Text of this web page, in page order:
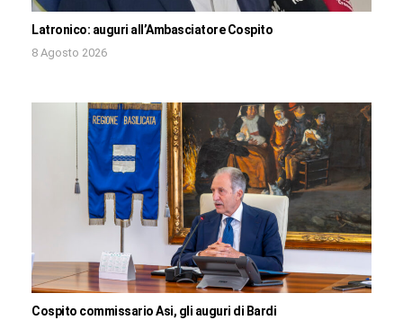
Latronico: auguri all’Ambasciatore Cospito
8 Agosto 2026
Cospito commissario Asi, gli auguri di Bardi